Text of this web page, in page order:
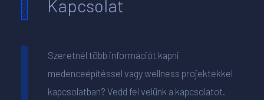
Kapcsolat
Szeretnél több információt kapni
medenceépítéssel vagy wellness projektekkel
kapcsolatban? Vedd fel velünk a kapcsolatot.